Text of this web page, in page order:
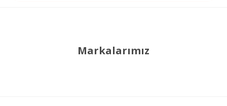
Markalarımız